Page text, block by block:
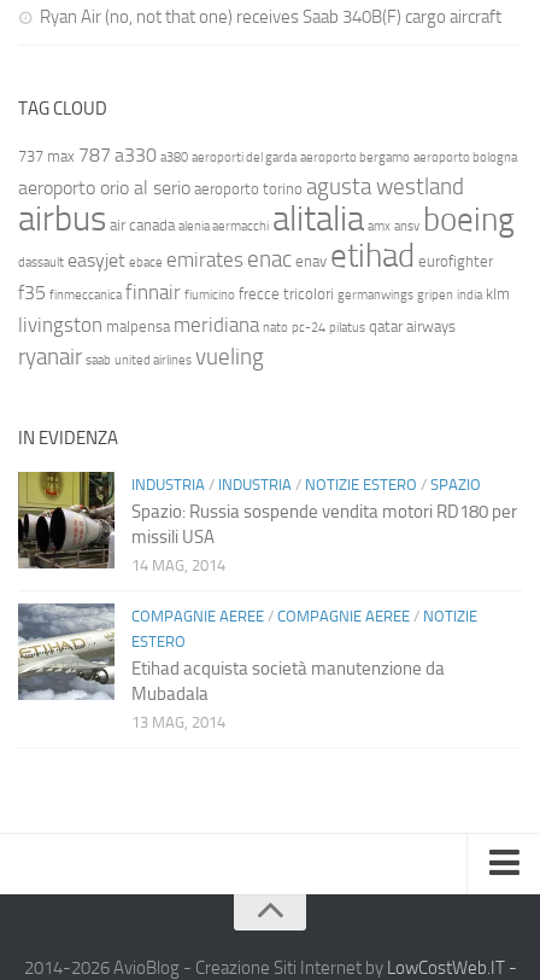
Ryan Air (no, not that one) receives Saab 340B(F) cargo aircraft
TAG CLOUD
737 max 787 a330 a380 aeroporti del garda aeroporto bergamo aeroporto bologna
aeroporto orio al serio aeroporto torino agusta westland
airbus air canada alenia aermacchi alitalia amx ansv boeing
dassault easyjet ebace emirates enac enav etihad eurofighter
f35 finmeccanica finnair fiumicino frecce tricolori germanwings gripen india klm
livingston malpensa meridiana nato pc-24 pilatus qatar airways
ryanair saab united airlines vueling
IN EVIDENZA
INDUSTRIA / INDUSTRIA / NOTIZIE ESTERO / SPAZIO
Spazio: Russia sospende vendita motori RD180 per
missili USA
14 MAG, 2014
COMPAGNIE AEREE / COMPAGNIE AEREE / NOTIZIE
ESTERO
Etihad acquista società manutenzione da
Mubadala
13 MAG, 2014
Chi Siamo
2014-2026 AvioBlog - Creazione Siti Internet by LowCostWeb.IT -